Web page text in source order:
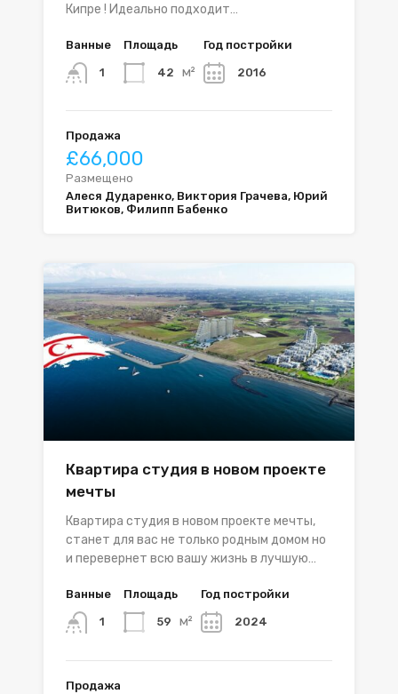
Кипре ! Идеально подходит…
Ванные
1
Площадь
42 м²
Год постройки
2016
Продажа
£66,000
Размещено
Алеся Дударенко, Виктория Грачева, Юрий
Витюков, Филипп Бабенко
Квартира студия в новом проекте
мечты
Квартира студия в новом проекте мечты,
станет для вас не только родным домом но
и перевернет всю вашу жизнь в лучшую…
Ванные
1
Площадь
59 м²
Год постройки
2024
Продажа